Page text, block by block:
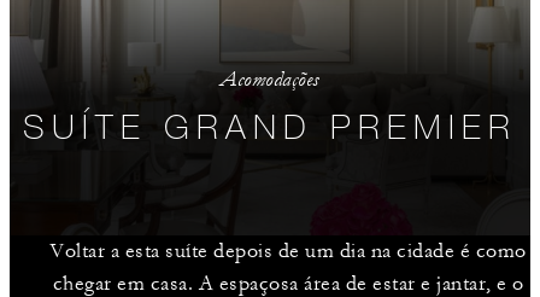
Acomodações
SUÍTE GRAND PREMIER
Voltar a esta suíte depois de um dia na cidade é como
chegar em casa. A espaçosa área de estar e jantar, e o